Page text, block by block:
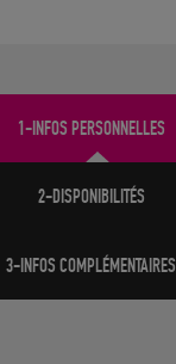
1-INFOS PERSONNELLES
2-DISPONIBILITÉS
3-INFOS COMPLÉMENTAIRES